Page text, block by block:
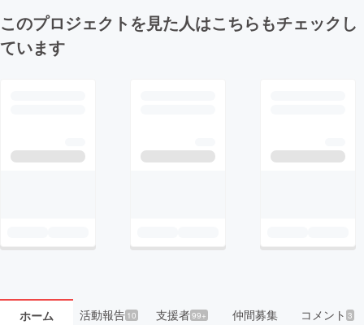
このプロジェクトを見た人はこちらもチェックし
ています
ホーム 活動報告10 支援者99+ 仲間募集 コメント3